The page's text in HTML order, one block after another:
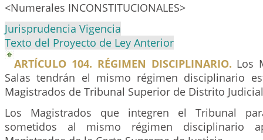
<Numerales INCONSTITUCIONALES>
Jurisprudencia Vigencia
Texto del Proyecto de Ley Anterior
ARTÍCULO 104. RÉGIMEN DISCIPLINARIO. Los
Salas tendrán el mismo régimen disciplinario
Magistrados de Tribunal Superior de Distrito
Los Magistrados que integren el Tribunal
sometidos al mismo régimen disciplinario